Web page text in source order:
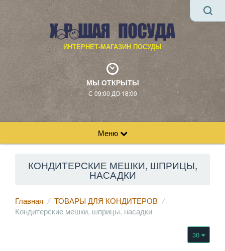
ИНТЕРНЕТ-МАГАЗИН ПОСУДЫ
МЫ ОТКРЫТЫ
С 09:00 ДО 18:00
Меню
КОНДИТЕРСКИЕ МЕШКИ, ШПРИЦЫ,
НАСАДКИ
Главная
ТОВАРЫ ДЛЯ КОНДИТЕРОВ
Кондитерские мешки, шприцы, насадки
30